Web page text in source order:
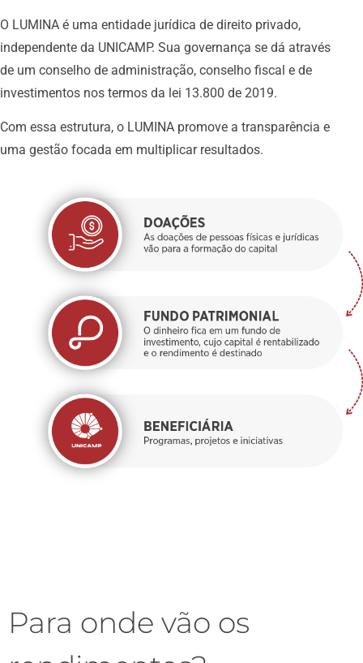
O LUMINA é uma entidade jurídica de direito privado,
independente da UNICAMP. Sua governança se dá através
de um conselho de administração, conselho fiscal e de
investimentos nos termos da lei 13.800 de 2019.
Com essa estrutura, o LUMINA promove a transparência e
uma gestão focada em multiplicar resultados.
Para onde vão os